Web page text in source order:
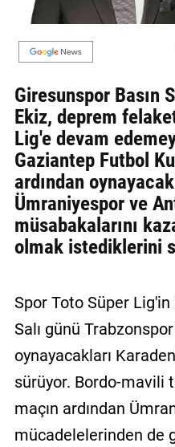
YAZARLAR
BİZE
Künye
İletişim
Gizlilik
Sözleşmesi
Kullanıcı
Sözleşmesi
Giresunspor Basın
Ekiz, deprem
Lig'e devam
Gaziantep Futbol
ardından
Ümraniyespor ve
müsabakalarını
olmak istediklerini
Spor Toto Süper Lig'in
Salı günü
oynayacakları
sürüyor. Bordo-mavili
maçın ardından
mücadelelerinden de